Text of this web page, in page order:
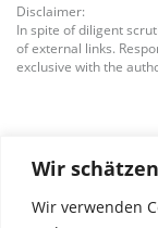
Wir
Wir verwenden
Disclaimer:
In spite of diligent
of external links.
exclusive with the